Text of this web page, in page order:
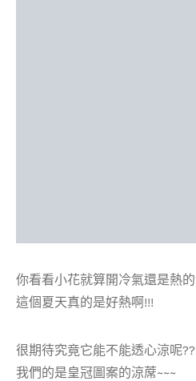
你看看小花就算開冷氣還是熱
這個夏天真的是好熱啊!!!
很期待究竟它能不能透心涼呢
我們的是皇冠圖案的涼蓆~~~